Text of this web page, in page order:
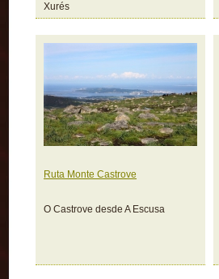
Xurés
Ruta Monte Castrove
O Castrove desde A Escusa